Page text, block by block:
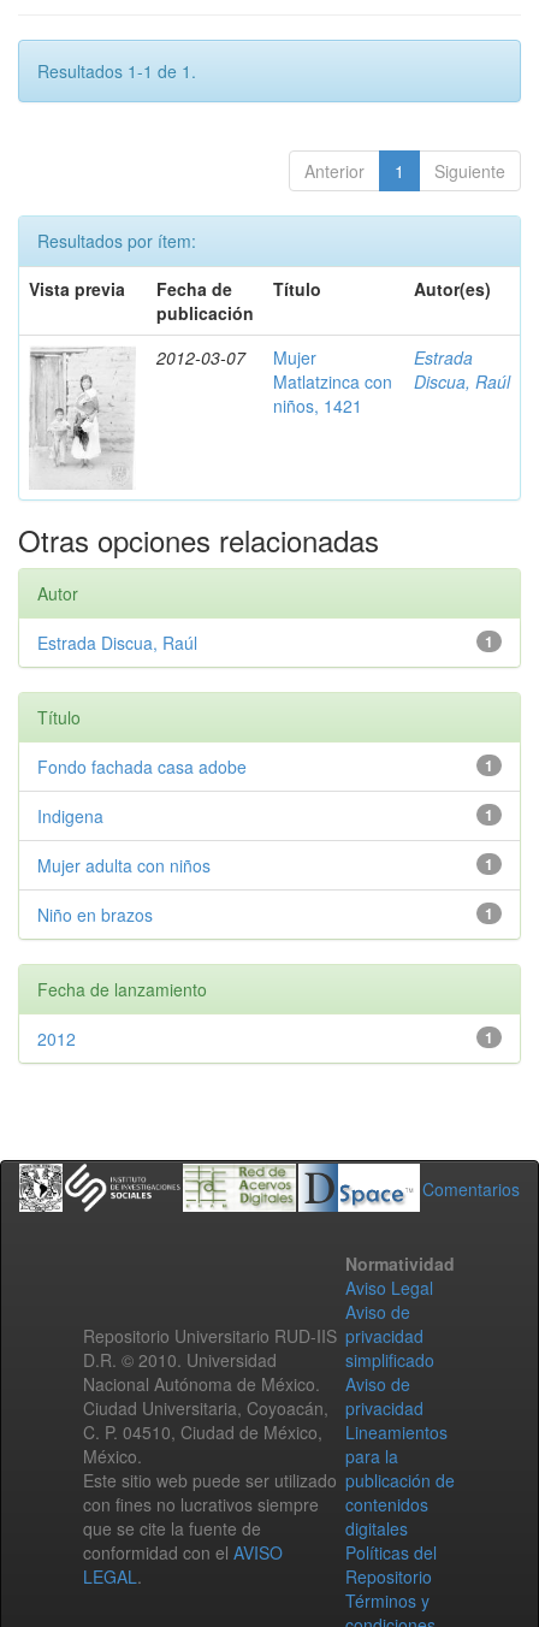
Resultados 1-1 de 1.
Anterior 1 Siguiente
Resultados por ítem:
Vista previa
Fecha de
publicación
Título Autor(es)
2012-03-07
Mujer
Matlatzinca con
niños, 1421
Estrada
Discua, Raúl
Otras opciones relacionadas
Autor
1
Estrada Discua, Raúl
Título
1
Fondo fachada casa adobe
1
Indigena
1
Mujer adulta con niños
1
Niño en brazos
Fecha de lanzamiento
1
2012
Comentarios
Repositorio Universitario RUD-IIS
D.R. © 2010. Universidad
Nacional Autónoma de México.
Ciudad Universitaria, Coyoacán,
C. P. 04510, Ciudad de México,
México.
Este sitio web puede ser utilizado
con fines no lucrativos siempre
que se cite la fuente de
conformidad con el AVISO
LEGAL.
Normatividad
Aviso Legal
Aviso de
privacidad
simplificado
Aviso de
privacidad
Lineamientos
para la
publicación de
contenidos
digitales
Políticas del
Repositorio
Términos y